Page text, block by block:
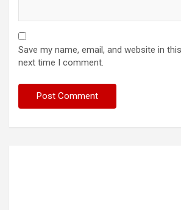
Save my name, email, and website in
next time I comment.